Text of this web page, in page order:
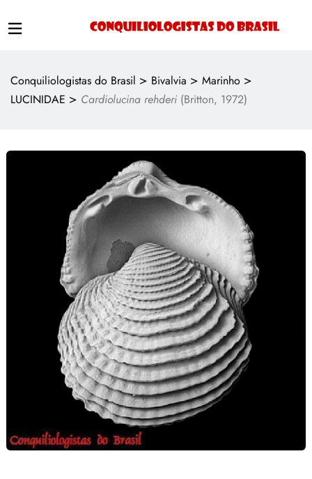
Conquiliologistas do Brasil > Bivalvia > Marinho >
LUCINIDAE > Cardiolucina rehderi (Britton, 1972)